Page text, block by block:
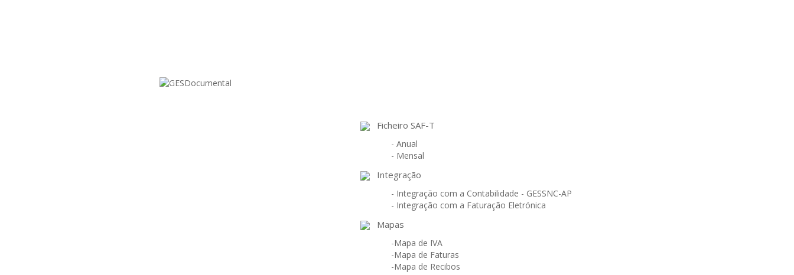
Ficheiro SAF-T
- Anual
- Mensal
Integração
- Integração com a Contabilidade - GESSNC-AP
- Integração com a Faturação Eletrónica
Mapas
-Mapa de IVA
-Mapa de Faturas
-Mapa de Recibos